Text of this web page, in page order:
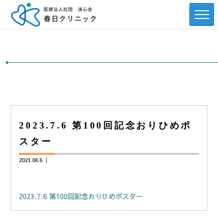
2023.7.6 第100回記念おりひめポ
スター
2023.06.6 ｜
2023.7.6 第100回記念おりひめポスター